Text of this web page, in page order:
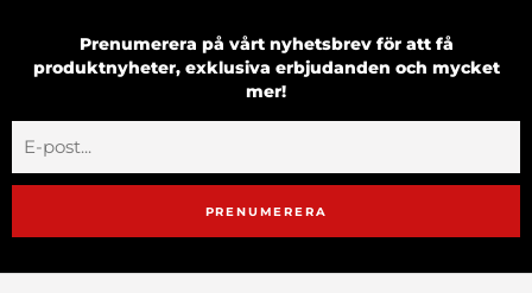
Prenumerera på vårt nyhetsbrev för att få
produktnyheter, exklusiva erbjudanden och mycket
mer!
PRENUMERERA